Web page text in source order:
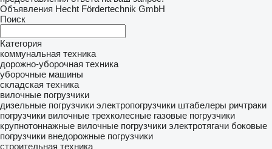
Объявления Hecht Fördertechnik GmbH
Поиск
Категория
коммунальная техника
дорожно-уборочная техника
уборочные машины
складская техника
вилочные погрузчики
дизельные погрузчики электропогрузчики штабелеры ричтраки
погрузчики вилочные трехколесные газовые погрузчики
крупнотоннажные вилочные погрузчики электротягачи боковые
погрузчики внедорожные погрузчики
строительная техника